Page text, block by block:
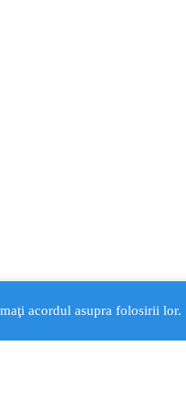
acordul asupra folosirii lor.